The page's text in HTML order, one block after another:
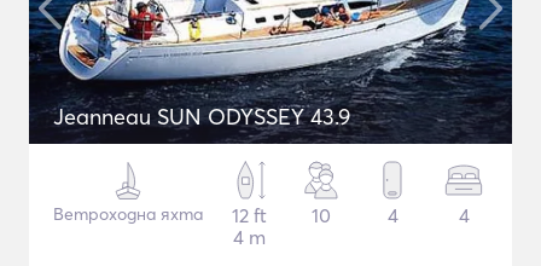
Jeanneau SUN ODYSSEY 43.9
Ветроходна яхта
12 ft
4 m
10 4 4